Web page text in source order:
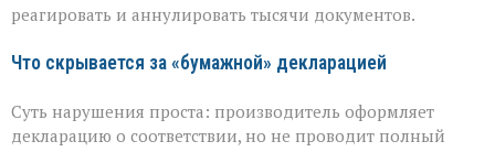
реагировать и аннулировать тысячи документов.
Что скрывается за «бумажной» декларацией
Суть нарушения проста: производитель оформляет
декларацию о соответствии, но не проводит полный